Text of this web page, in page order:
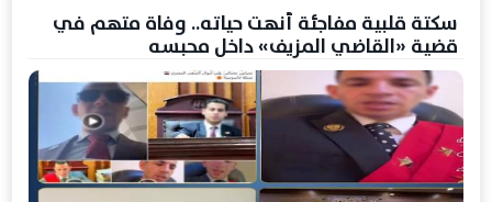
سكتة قلبية مفاجئة أنهت حياته.. وفاة متهم في
قضية «القاضي المزيف» داخل محبسه